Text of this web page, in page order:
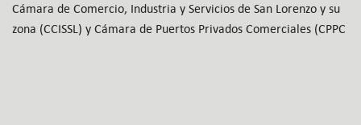
Cámara de Comercio, Industria y Servicios de San Lorenzo y su
zona (CCISSL) y Cámara de Puertos Privados Comerciales (CPPC